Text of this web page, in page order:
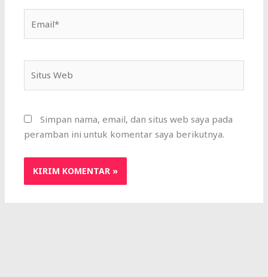
Web
Simpan nama, email, dan situs web saya pada
peramban ini untuk komentar saya berikutnya.